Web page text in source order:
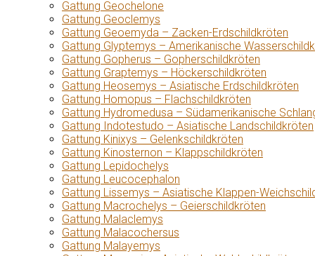
Gattung Geochelone
Gattung Geoclemys
Gattung Geoemyda – Zacken-Erdschildkröten
Gattung Glyptemys – Amerikanische
Gattung Gopherus – Gopherschildkröten
Gattung Graptemys – Höckerschildkröten
Gattung Heosemys – Asiatische Erdschildkröten
Gattung Homopus – Flachschildkröten
Gattung Hydromedusa – Südamerikanische
Gattung Indotestudo – Asiatische Landschildkröten
Gattung Kinixys – Gelenkschildkröten
Gattung Kinosternon – Klappschildkröten
Gattung Lepidochelys
Gattung Leucocephalon
Gattung Lissemys – Asiatische Klappen-
Gattung Macrochelys – Geierschildkröten
Gattung Malaclemys
Gattung Malacochersus
Gattung Malayemys